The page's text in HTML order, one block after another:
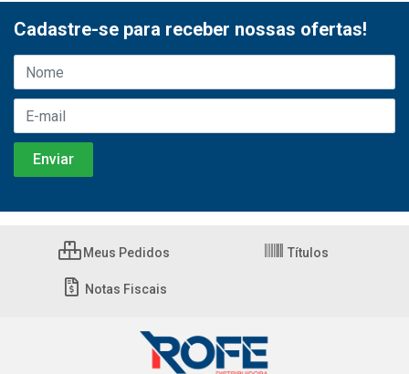
Cadastre-se para receber nossas ofertas!
Meus Pedidos Títulos
Notas Fiscais